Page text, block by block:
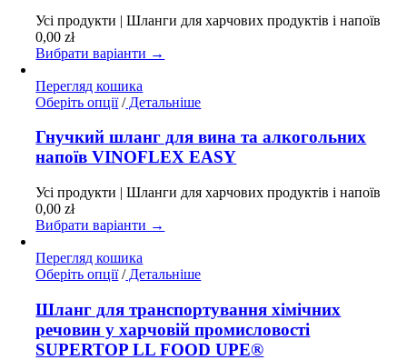
вибрати
сторінці
Усі продукти | Шланги для харчових продуктів і напоїв
0,00zł
Вибрати варіанти →
Перегляд кошика
Оберіть опції Цей
має
кілька
варіантів.
можна
на
товару
/Детальніше
Гнучкий шланг для вина та алкогольних
напоїв VINOFLEX EASY
Усі продукти | Шланги для харчових продуктів і напоїв
0,00zł
Вибрати варіанти →
Перегляд кошика
Оберіть опції Цей
має
кілька
варіантів.
Параметри
/Детальніше
Шланг для транспортування хімічних
речовин у харчовій промисловості
SUPERTOP LL FOOD UPE®